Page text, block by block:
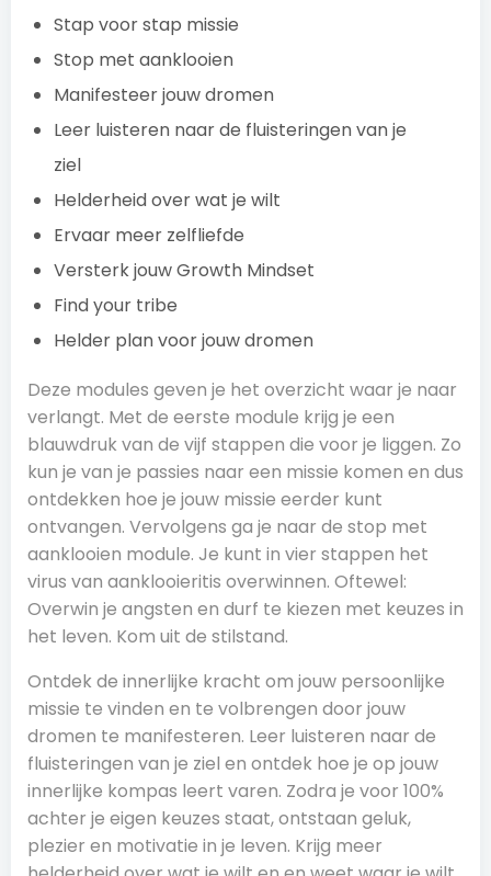
Stap voor stap missie
Stop met aanklooien
Manifesteer jouw dromen
Leer luisteren naar de fluisteringen van je
ziel
Helderheid over wat je wilt
Ervaar meer zelfliefde
Versterk jouw Growth Mindset
Find your tribe
Helder plan voor jouw dromen
Deze modules geven je het overzicht waar je naar
verlangt. Met de eerste module krijg je een
blauwdruk van de vijf stappen die voor je liggen. Zo
kun je van je passies naar een missie komen en dus
ontdekken hoe je jouw missie eerder kunt
ontvangen. Vervolgens ga je naar de stop met
aanklooien module. Je kunt in vier stappen het
virus van aanklooieritis overwinnen. Oftewel:
Overwin je angsten en durf te kiezen met keuzes in
het leven. Kom uit de stilstand.
Ontdek de innerlijke kracht om jouw persoonlijke
missie te vinden en te volbrengen door jouw
dromen te manifesteren. Leer luisteren naar de
fluisteringen van je ziel en ontdek hoe je op jouw
innerlijke kompas leert varen. Zodra je voor 100%
achter je eigen keuzes staat, ontstaan geluk,
plezier en motivatie in je leven. Krijg meer